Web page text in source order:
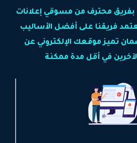
بفريق محترف من مسوقي إعلانات
فريقنا على أفضل الأساليب
تميز موقعك الإلكتروني عن
في أقل مدة ممكنة